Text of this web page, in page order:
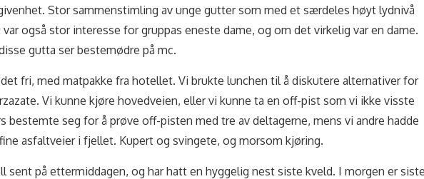
Stor sammenstimling av unge gutter som med et særdeles høyt lydnivå
også stor interesse for gruppas eneste dame, og om det virkelig var en dame.
gutta ser bestemødre på mc.
fri, med matpakke fra hotellet. Vi brukte lunchen til å diskutere alternativer for
Vi kunne kjøre hovedveien, eller vi kunne ta en off-pist som vi ikke visste
bestemte seg for å prøve off-pisten med tre av deltagerne, mens vi andre hadde
asfaltveier i fjellet. Kupert og svingete, og morsom kjøring.
sent på ettermiddagen, og har hatt en hyggelig nest siste kveld. I morgen er